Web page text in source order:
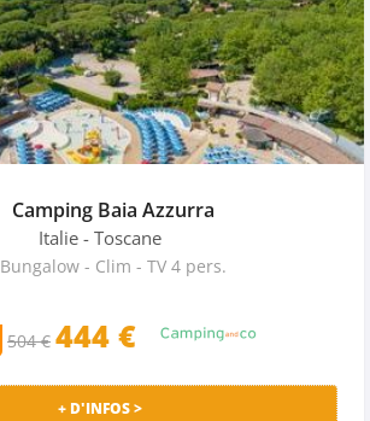
Camping Baia Azzurra
Italie - Toscane
Bungalow - Clim - TV 4 pers.
504 € 444 €
+ D'INFOS >